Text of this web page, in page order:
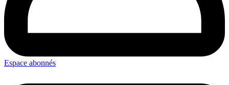
Espace abonnés